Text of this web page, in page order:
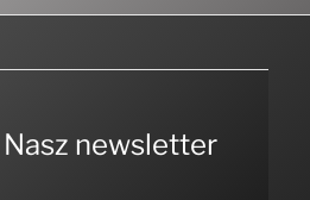
newsletter